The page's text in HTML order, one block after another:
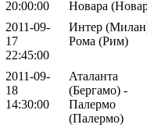
20:00:00
Новара
2011-09-
17
22:45:00
Интер
Рома (Рим)
2011-09-
18
14:30:00
Аталанта
(Бергамо) -
Палермо
(Палермо)